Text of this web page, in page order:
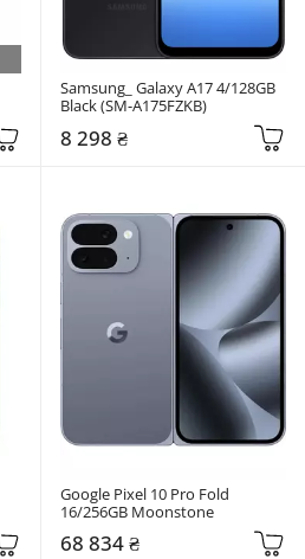
Samsung_ Galaxy A17 4/128GB
Black (SM-A175FZKB)
8 298 ₴
Google Pixel 10 Pro Fold
16/256GB Moonstone
68 834 ₴